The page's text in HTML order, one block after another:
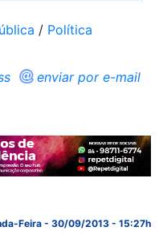
/ Política
enviar por e-mail
Feira - 30/09/2013 - 15:27h